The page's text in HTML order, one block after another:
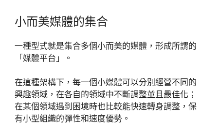
小而美媒體的集合
一種型式就是集合多個小而美的媒體，形成所謂的
「媒體平台」。
在這種架構下，每一個小媒體可以分別經營不同的
興趣領域，在各自的領域中不斷調整並且最佳化；
在某個領域遇到困境時也比較能快速轉身調整，保
有小型組織的彈性和速度優勢。